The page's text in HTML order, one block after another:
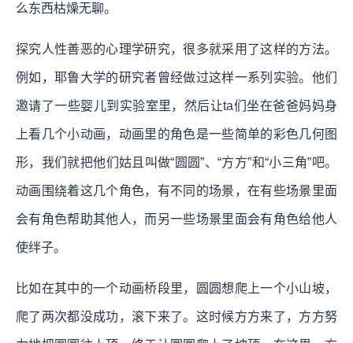
么东西枯燥无聊。
探究人性善恶的心理学研究，很多就采用了这样的方法。
例如，耶鲁大学的研究者曾经做过这样一系列实验。他们
邀请了一些婴儿到实验室里，然后让ta们坐在爸爸妈妈身
上看几个小动画，动画里的角色是一些简单的彩色几何图
形，我们就把他们姑且叫做“圆圆”、“方方”和“小三角”吧。
动画围绕着这几个角色，有不同的场景，在有些场景里面
会有角色帮助其他人，而另一些场景里面会有角色给他人
使绊子。
比如在其中的一个动画桥段里，圆圆想爬上一个小山坡，
爬了两次都没成功，滚下来了。这时候方方来了，方方努